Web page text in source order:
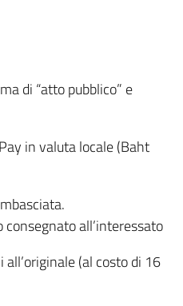
di “atto pubblico” e
in valuta locale (Baht
all’interessato
(al costo di 16